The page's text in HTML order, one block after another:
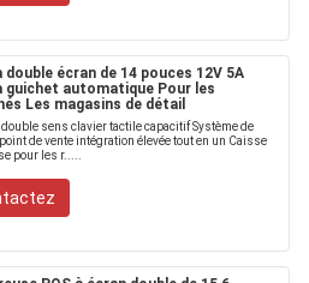
écran de 14 pouces 12V 5A
guichet automatique Pour les
Les magasins de détail
double sens clavier tactile capacitif Système de
de vente intégration élevée tout en un Caisse
pour les r.....